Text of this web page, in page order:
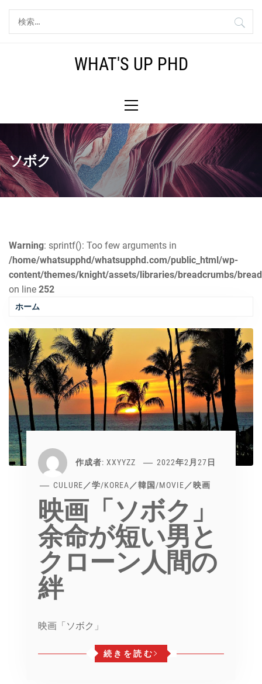
ッ
プ
索:
WHAT'S UP PHD
イ
メ
ニ
ュ
ー
ソボク
Warning: sprintf(): Too few arguments in
/home/whatsupphd/whatsupphd.com/public_html/wp-
content/themes/knight/assets/libraries/breadcrumbs/
on line 252
ホーム
作成者: XXYYZZ 2022年2月27日
CULURE／学/KOREA／韓国 /MOVIE／映画
映画「ソボク」
余命が短い男と
クローン人間の
絆
映画「ソボク」
続きを読む